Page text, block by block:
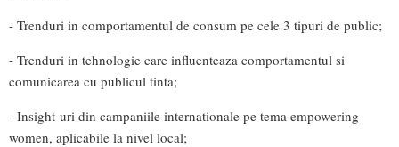
- Trenduri in comportamentul de consum pe cele 3 tipuri de public;
- Trenduri in tehnologie care influenteaza comportamentul si
comunicarea cu publicul tinta;
- Insight-uri din campaniile internationale pe tema empowering
women, aplicabile la nivel local;